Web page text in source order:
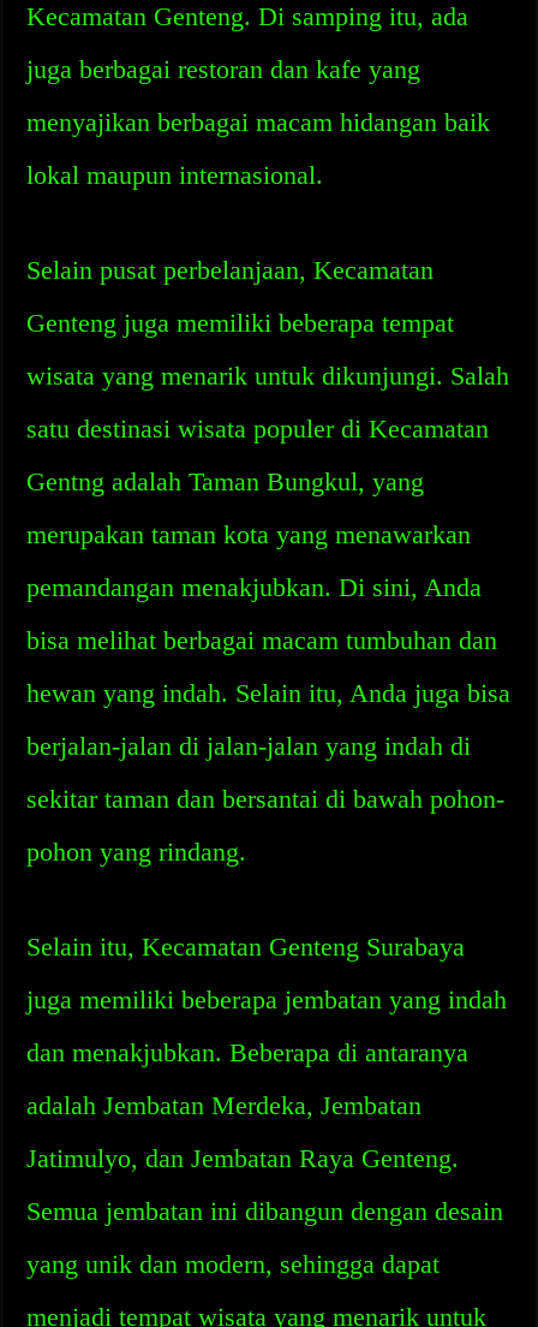
Kecamatan Genteng. Di samping itu, ada
juga berbagai restoran dan kafe yang
menyajikan berbagai macam hidangan baik
lokal maupun internasional.
Selain pusat perbelanjaan, Kecamatan
Genteng juga memiliki beberapa tempat
wisata yang menarik untuk dikunjungi. Salah
satu destinasi wisata populer di Kecamatan
Gentng adalah Taman Bungkul, yang
merupakan taman kota yang menawarkan
pemandangan menakjubkan. Di sini, Anda
bisa melihat berbagai macam tumbuhan dan
hewan yang indah. Selain itu, Anda juga bisa
berjalan-jalan di jalan-jalan yang indah di
sekitar taman dan bersantai di bawah pohon-
pohon yang rindang.
Selain itu, Kecamatan Genteng Surabaya
juga memiliki beberapa jembatan yang indah
dan menakjubkan. Beberapa di antaranya
adalah Jembatan Merdeka, Jembatan
Jatimulyo, dan Jembatan Raya Genteng.
Semua jembatan ini dibangun dengan desain
yang unik dan modern, sehingga dapat
menjadi tempat wisata yang menarik untuk